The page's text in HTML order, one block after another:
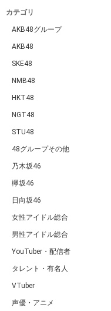
カテゴリ
AKB48グループ
AKB48
SKE48
NMB48
HKT48
NGT48
STU48
48グループその他
乃木坂46
欅坂46
日向坂46
女性アイドル総合
男性アイドル総合
YouTuber・配信者
タレント・有名人
VTuber
声優・アニメ